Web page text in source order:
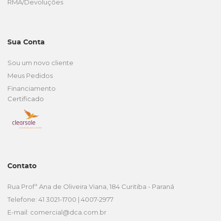
RMA/Devoluções
Sua Conta
Sou um novo cliente
Meus Pedidos
Financiamento
Certificado
Contato
Rua Profª Ana de Oliveira Viana, 184 Curitiba - Paraná
Telefone: 41 3021-1700 | 4007-2977
E-mail: comercial@dca.com.br